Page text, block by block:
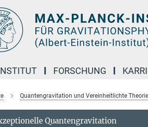
FORSCHUNG
Quantengravitation und Vereinheitlichte
Quantengravitation